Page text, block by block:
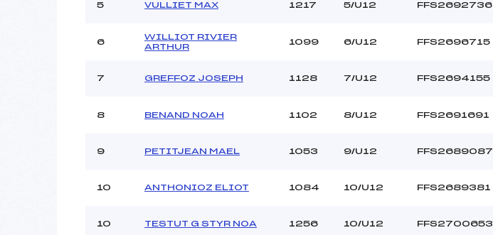
Ouvreurs E :
Pénalité appliquée :
211.1400
5 VULLIET MAX 1217 5/U12 FFS2692736
6
WILLIOT RIVIER
ARTHUR
1099 6/U12 FFS2696715
7 GREFFOZ JOSEPH 1128 7/U12 FFS2694155
8 BENAND NOAH 1102 8/U12 FFS2691691
9 PETITJEAN MAEL 1053 9/U12 FFS2689087
10 ANTHONIOZ ELIOT 1084 10/U12 FFS2689381
10 TESTUT G STYR NOA 1256 10/U12 FFS2700653